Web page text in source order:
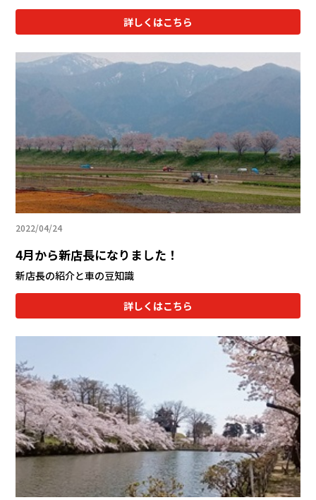
詳しくはこちら
2022/04/24
4月から新店長になりました！
新店長の紹介と車の豆知識
詳しくはこちら